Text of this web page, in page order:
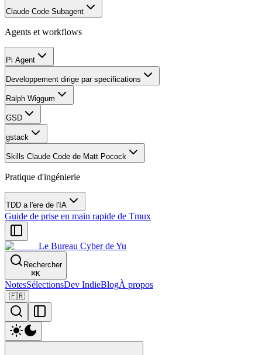
Claude Code Subagent
Agents et workflows
Pi Agent
Developpement dirige par specifications
Ralph Wiggum
GSD
gstack
Skills Claude Code de Matt Pocock
Pratique d'ingénierie
TDD a l'ere de l'IA
Guide de prise en main rapide de Tmux
Le Bureau Cyber de Yu
Rechercher
⌘K
NotesSélectionsDev IndieBlogÀ propos
🇫🇷